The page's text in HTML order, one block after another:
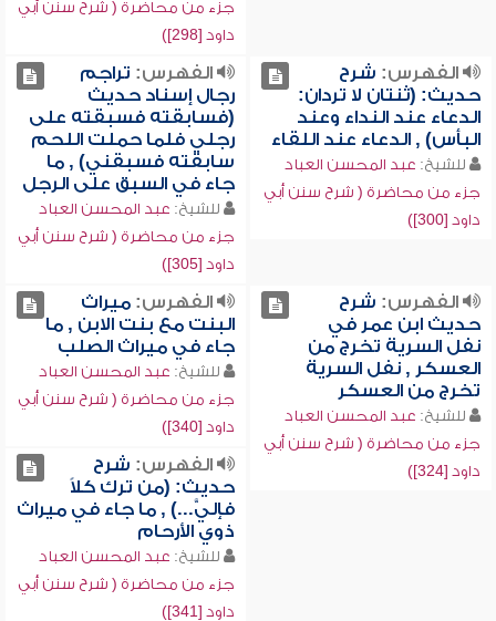
جزء من محاضرة ( شرح سنن أبي
داود [298])
الفهرس: شرح
حديث: (ثنتان لا تردان:
الدعاء عند النداء وعند
البأس) , الدعاء عند اللقاء
للشيخ: عبد المحسن العباد
جزء من محاضرة ( شرح سنن أبي
داود [300])
الفهرس: تراجم
رجال إسناد حديث
(فسابقته فسبقته على
رجلي فلما حملت اللحم
سابقته فسبقني) , ما
جاء في السبق على الرجل
للشيخ: عبد المحسن العباد
جزء من محاضرة ( شرح سنن أبي
داود [305])
الفهرس: شرح
حديث ابن عمر في
نفل السرية تخرج من
العسكر , نفل السرية
تخرج من العسكر
للشيخ: عبد المحسن العباد
جزء من محاضرة ( شرح سنن أبي
داود [324])
الفهرس:ميراث
البنت مع بنت الابن , ما
جاء في ميراث الصلب
للشيخ: عبد المحسن العباد
جزء من محاضرة ( شرح سنن أبي
داود [340])
الفهرس: شرح
حديث: (من ترك كلاً
فإليَّ...) , ما جاء في ميراث
ذوي الأرحام
للشيخ: عبد المحسن العباد
جزء من محاضرة ( شرح سنن أبي
داود [341])